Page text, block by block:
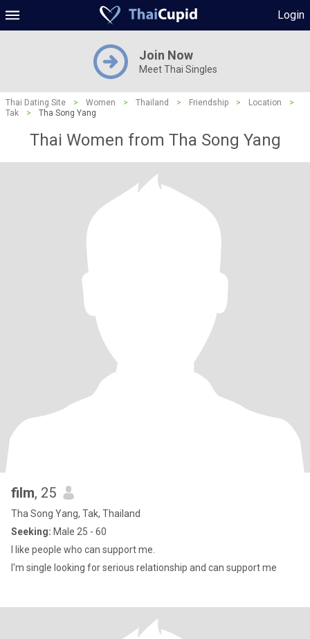
Login
Join Now
Meet Thai Singles
Thai Dating Site > Women > Thailand > Friendship > Location
>
Tak
> Tha Song Yang
Thai Women from Tha Song Yang
film, 25
Tha Song Yang, Tak, Thailand
Seeking: Male 25 - 60
I like people who can support me.
I'm single looking for serious relationship and can support me